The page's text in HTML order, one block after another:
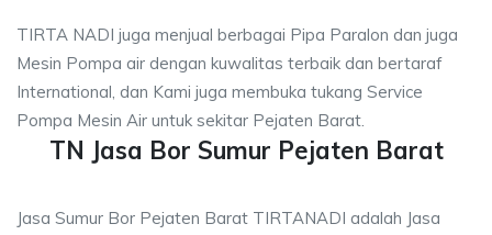
TIRTA NADI juga menjual berbagai Pipa Paralon dan juga
Mesin Pompa air dengan kuwalitas terbaik dan bertaraf
International, dan Kami juga membuka tukang Service
Pompa Mesin Air untuk sekitar Pejaten Barat.
TN Jasa Bor Sumur Pejaten Barat
Jasa Sumur Bor Pejaten Barat TIRTANADI adalah Jasa